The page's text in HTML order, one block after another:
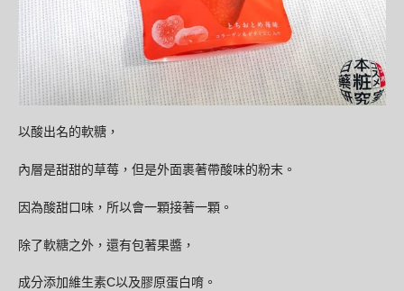
以酸出名的軟糖，
內層是甜甜的草莓，但是外面裹著帶酸味的粉末。
因為酸甜口味，所以會一顆接著一顆。
除了軟糖之外，還有包著果醬，
成分添加維生素C以及膠原蛋白唷。